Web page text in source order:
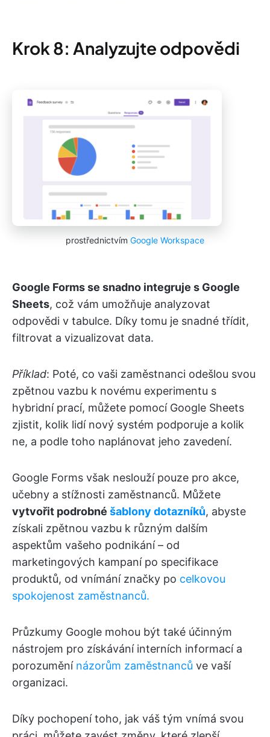
Krok 8: Analyzujte odpovědi
prostřednictvím Google Workspace
Google Forms se snadno integruje s Google
Sheets, což vám umožňuje analyzovat
odpovědi v tabulce. Díky tomu je snadné třídit,
filtrovat a vizualizovat data.
Příklad: Poté, co vaši zaměstnanci odešlou svou
zpětnou vazbu k novému experimentu s
hybridní prací, můžete pomocí Google Sheets
zjistit, kolik lidí nový systém podporuje a kolik
ne, a podle toho naplánovat jeho zavedení.
Google Forms však neslouží pouze pro akce,
učebny a stížnosti zaměstnanců. Můžete
vytvořit podrobné šablony dotazníků, abyste
získali zpětnou vazbu k různým dalším
aspektům vašeho podnikání – od
marketingových kampaní po specifikace
produktů, od vnímání značky po celkovou
spokojenost zaměstnanců.
Průzkumy Google mohou být také účinným
nástrojem pro získávání interních informací a
porozumění názorům zaměstnanců ve vaší
organizaci.
Díky pochopení toho, jak váš tým vnímá svou